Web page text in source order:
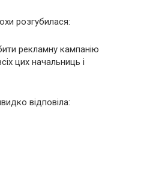
розгубилася:
рекламну кампанію
цих начальниць і
відповіла: